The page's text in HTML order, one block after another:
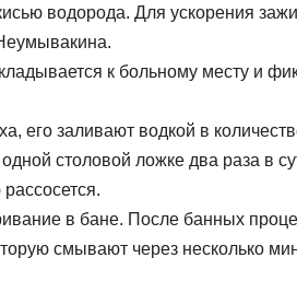
водорода. Для ускорения
к больному месту и
его заливают водкой в
столовой ложке два раза в
в бане. После банных
смывают через несколько